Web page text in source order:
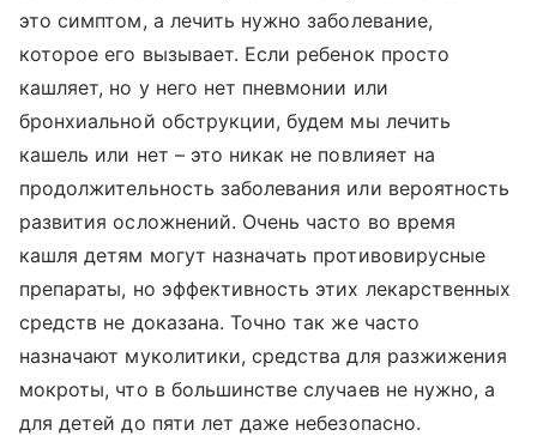
это симптом, а лечить нужно заболевание,
которое его вызывает. Если ребенок просто
кашляет, но у него нет пневмонии или
бронхиальной обструкции, будем мы лечить
кашель или нет – это никак не повлияет на
продолжительность заболевания или вероятность
развития осложнений. Очень часто во время
кашля детям могут назначать противовирусные
препараты, но эффективность этих лекарственных
средств не доказана. Точно так же часто
назначают муколитики, средства для разжижения
мокроты, что в большинстве случаев не нужно, а
для детей до пяти лет даже небезопасно.